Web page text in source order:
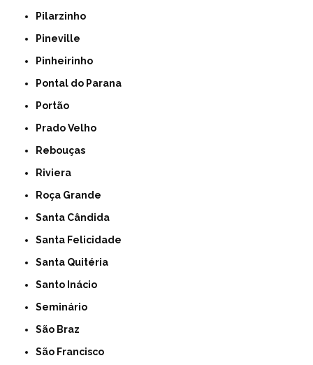
Pilarzinho
Pineville
Pinheirinho
Pontal do Parana
Portão
Prado Velho
Rebouças
Riviera
Roça Grande
Santa Cândida
Santa Felicidade
Santa Quitéria
Santo Inácio
Seminário
São Braz
São Francisco